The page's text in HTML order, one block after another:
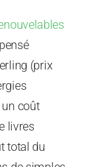
(prix
coût
livres
total du